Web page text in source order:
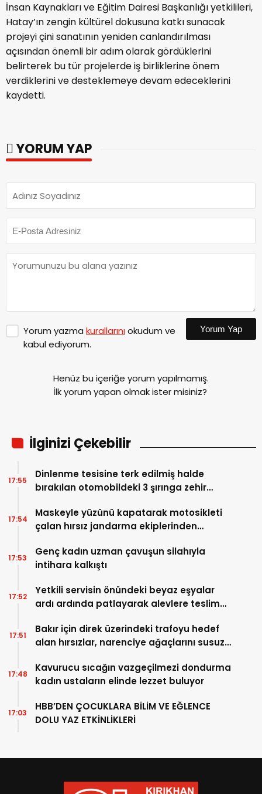
İnsan Kaynakları ve Eğitim Dairesi Başkanlığı yetkilileri,
Hatay’ın zengin kültürel dokusuna katkı sunacak
projeyi çini sanatının yeniden canlandırılması
açısından önemli bir adım olarak gördüklerini
belirterek bu tür projelerde iş birliklerine önem
verdiklerini ve desteklemeye devam edeceklerini
kaydetti.
YORUM YAP
Yorum yazma kurallarınıokudum ve
kabul ediyorum.
Yorum Yap
Henüz bu içeriğe yorum yapılmamış.
İlk yorum yapan olmak ister misiniz?
İlginizi Çekebilir
Dinlenme tesisine terk edilmiş halde
bırakılan otomobildeki 3 şırınga zehir
17:55
Maskeyle yüzünü kapatarak motosikleti
çalan hırsız jandarma ekiplerinden
17:54
Genç kadın uzman çavuşun silahıyla
intihara kalkıştı
17:53
Yetkili servisin önündeki beyaz eşyalar
ardı ardında patlayarak alevlere teslim
17:52
Bakır için direk üzerindeki trafoyu hedef
alan hırsızlar, narenciye ağaçlarını susuz
17:51
Kavurucu sıcağın vazgeçilmezi dondurma
kadın ustaların elinde lezzet buluyor
17:48
HBB’DEN ÇOCUKLARA BİLİM VE EĞLENCE
DOLU YAZ ETKİNLİKLERİ
17:03